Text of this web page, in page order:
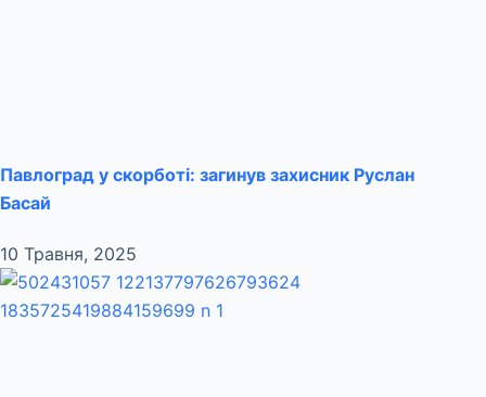
Павлоград у скорботі: загинув захисник Руслан
Басай
10 Травня, 2025